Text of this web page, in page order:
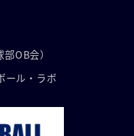
OB会）
ール・ラボ